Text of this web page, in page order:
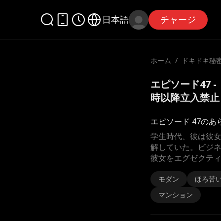
日本語 チャージ
ホーム /
ドキドキ秘
エピソード47 -
時以降立入禁
エピソード 47のあ
学生時代、彼は彼
解していた。ビジ
彼女をエグゼクテ
モダン
ほろ苦
マンション